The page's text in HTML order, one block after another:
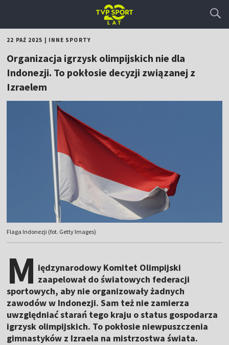
22 PAŹ 2025 INNE SPORTY
Organizacja igrzysk olimpijskich nie dla
Indonezji. To pokłosie decyzji związanej z
Izraelem
Flaga Indonezji (fot. Getty Images)
M iędzynarodowy Komitet Olimpijski
zaapelował do światowych federacji
sportowych, aby nie organizowały żadnych
zawodów w Indonezji. Sam też nie zamierza
uwzględniać starań tego kraju o status gospodarza
igrzysk olimpijskich. To pokłosie niewpuszczenia
gimnastyków z Izraela na mistrzostwa świata.